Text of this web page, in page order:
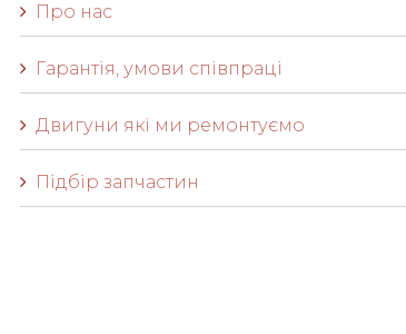
Про нас
Гарантія, умови співпраці
Двигуни які ми ремонтуємо
Підбір запчастин